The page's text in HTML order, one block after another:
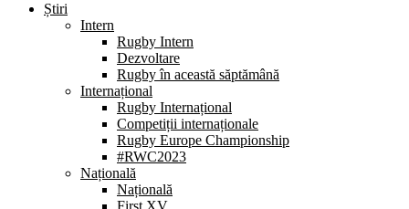
Știri
Intern
Rugby Intern
Dezvoltare
Rugby în această săptămână
Internațional
Rugby Internațional
Competiții internaționale
Rugby Europe Championship
#RWC2023
Națională
Națională
First XV